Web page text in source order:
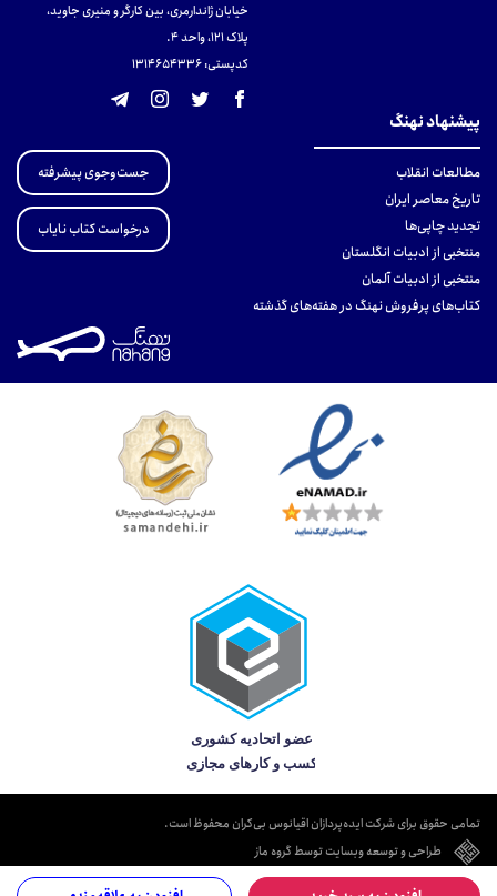
خیابان ژاندارمری، بین کارگر و منیری جاوید،
پلاک 121، واحد ۴.
کدپستی: 131465433۶
پیشنهاد نهنگ
مطالعات انقلاب
تاریخ معاصر ایران
تجدید چاپی‌ها
منتخبی از ادبیات انگلستان
منتخبی از ادبیات آلمان
کتاب‌های پرفروش نهنگ در هفته‌های گذشته
جست‌وجوی پیشرفته
درخواست کتاب نایاب
تمامی حقوق برای شرکت ایده‌پردازان اقیانوس بی‌کران محفوظ است.
طراحی و توسعه وبسایت توسط گروه ماز